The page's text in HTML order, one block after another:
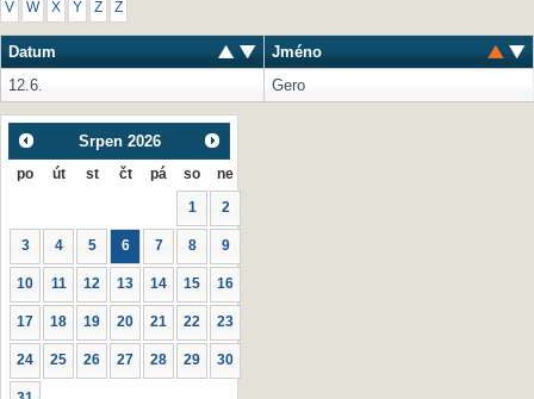
V W X Y Z Ž
Datum
Jméno
12.6.
Gero
Srpen 2026
po út st čt pá so ne
1 2
3 4 5 6 7 8 9
10 11 12 13 14 15 16
17 18 19 20 21 22 23
24 25 26 27 28 29 30